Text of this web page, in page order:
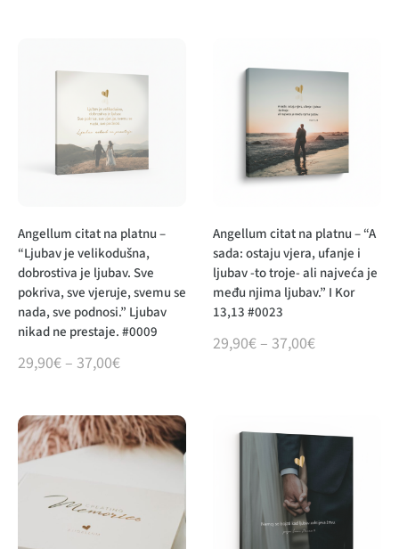
Angellum citat na platnu –
“Ljubav je velikodušna,
dobrostiva je ljubav. Sve
pokriva, sve vjeruje, svemu se
nada, sve podnosi.” Ljubav
nikad ne prestaje. #0009
29,90€ – 37,00€
Angellum citat na platnu – “A
sada: ostaju vjera, ufanje i
ljubav -to troje- ali najveća je
među njima ljubav.” I Kor
13,13 #0023
29,90€ – 37,00€